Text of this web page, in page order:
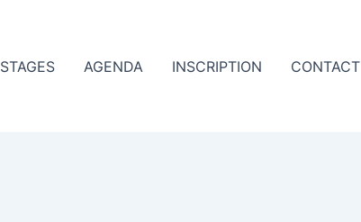
STAGES AGENDA INSCRIPTION CONTACT